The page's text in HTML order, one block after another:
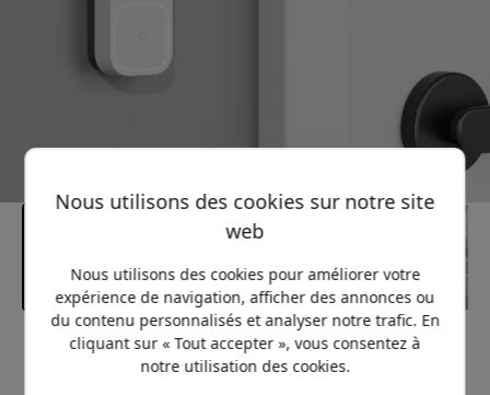
Prix conseillé
Nous utilisons des cookies sur notre site
web
Nous utilisons des cookies pour améliorer votre
expérience de navigation, afficher des annonces ou
du contenu personnalisés et analyser notre trafic. En
cliquant sur « Tout accepter », vous consentez à
notre utilisation des cookies.